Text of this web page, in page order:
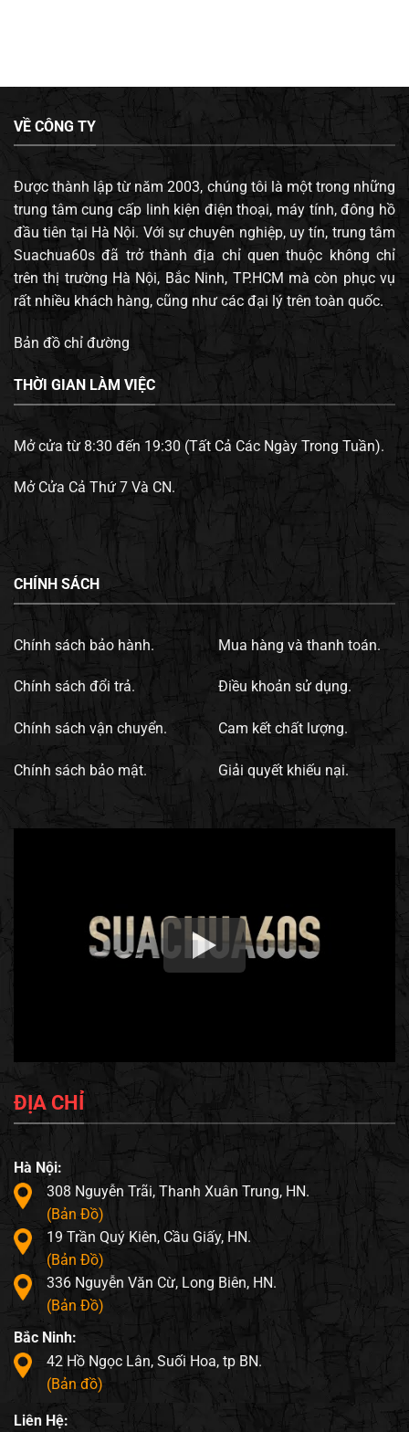
VỀ CÔNG TY
Được thành lập từ năm 2003, chúng tôi là một trong những
trung tâm cung cấp linh kiện điện thoại, máy tính, đông hồ
đầu tiên tại Hà Nội. Với sự chuyên nghiệp, uy tín, trung tâm
Suachua60s đã trở thành địa chỉ quen thuộc không chỉ
trên thị trường Hà Nội, Bắc Ninh, TP.HCM mà còn phục vụ
rất nhiều khách hàng, cũng như các đại lý trên toàn quốc.
Bản đồ chỉ đường
THỜI GIAN LÀM VIỆC
Mở cửa từ 8:30 đến 19:30 (Tất Cả Các Ngày Trong Tuần).
Mở Cửa Cả Thứ 7 Và CN.
CHÍNH SÁCH
Chính sách bảo hành.
Chính sách đổi trả.
Chính sách vận chuyển.
Chính sách bảo mật.
Mua hàng và thanh toán.
Điều khoản sử dụng.
Cam kết chất lượng.
Giải quyết khiếu nại.
ĐỊA CHỈ
Hà Nội:
308 Nguyễn Trãi, Thanh Xuân Trung, HN.
(Bản Đồ)
19 Trần Quý Kiên, Cầu Giấy, HN.
(Bản Đồ)
336 Nguyễn Văn Cừ, Long Biên, HN.
(Bản Đồ)
Bắc Ninh:
42 Hồ Ngọc Lân, Suối Hoa, tp BN.
(Bản đồ)
Liên Hệ: